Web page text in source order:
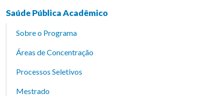
Saúde Pública Acadêmico
Sobre o Programa
Áreas de Concentração
Processos Seletivos
Mestrado